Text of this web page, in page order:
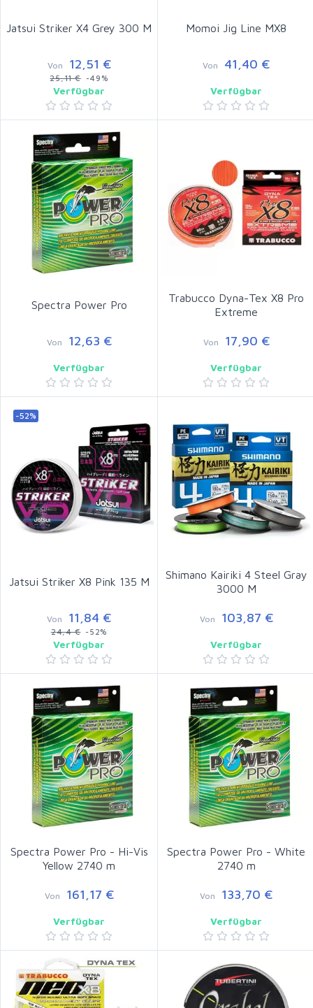
Jatsui Striker X4 Grey 300 M
Von 12,51 €
25,11 €-49%
Verfügbar
Momoi Jig Line MX8
Von 41,40 €
Verfügbar
Spectra Power Pro
Von 12,63 €
Verfügbar
Trabucco Dyna-Tex X8 Pro
Extreme
Von 17,90 €
Verfügbar
-52%
Jatsui Striker X8 Pink 135 M
Von 11,84 €
24,4 €-52%
Verfügbar
Shimano Kairiki 4 Steel Gray
3000 M
Von 103,87 €
Verfügbar
Spectra Power Pro - Hi-Vis
Yellow 2740 m
Von 161,17 €
Verfügbar
Spectra Power Pro - White
2740 m
Von 133,70 €
Verfügbar